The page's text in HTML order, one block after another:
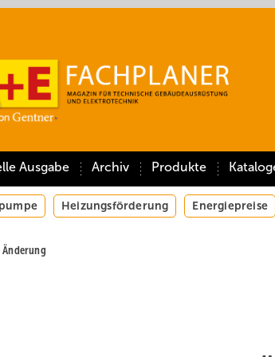
Ausgabe Archiv Produkte
Heizungsförderung Energiepreise
Änderung